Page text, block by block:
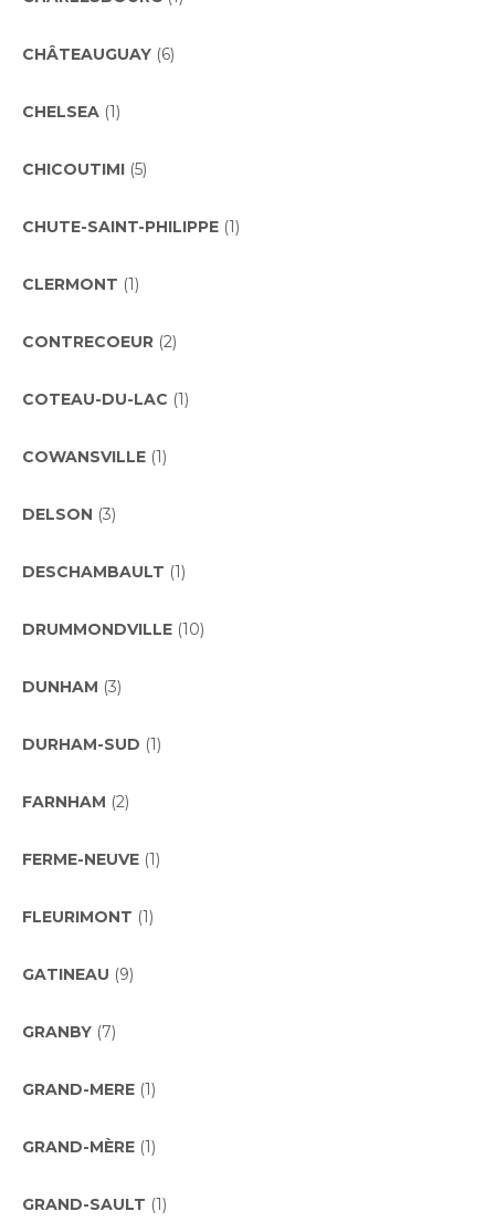
CHÂTEAUGUAY (6)
CHELSEA (1)
CHICOUTIMI (5)
CHUTE-SAINT-PHILIPPE (1)
CLERMONT (1)
CONTRECOEUR (2)
COTEAU-DU-LAC (1)
COWANSVILLE (1)
DELSON (3)
DESCHAMBAULT (1)
DRUMMONDVILLE (10)
DUNHAM (3)
DURHAM-SUD (1)
FARNHAM (2)
FERME-NEUVE (1)
FLEURIMONT (1)
GATINEAU (9)
GRANBY (7)
GRAND-MERE (1)
GRAND-MÈRE (1)
GRAND-SAULT (1)